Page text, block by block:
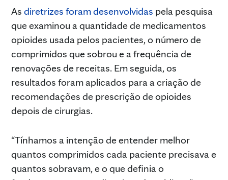
As diretrizes foram desenvolvidas pela pesquisa
que examinou a quantidade de medicamentos
opioides usada pelos pacientes, o número de
comprimidos que sobrou e a frequência de
renovações de receitas. Em seguida, os
resultados foram aplicados para a criação de
recomendações de prescrição de opioides
depois de cirurgias.
“Tínhamos a intenção de entender melhor
quantos comprimidos cada paciente precisava e
quantos sobravam, e o que definia o